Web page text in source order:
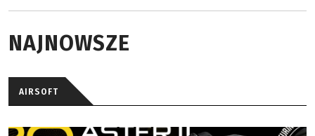
NAJNOWSZE
AIRSOFT